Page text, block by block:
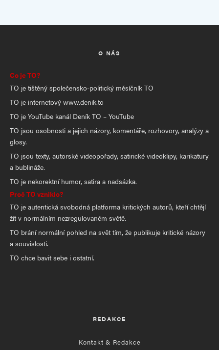
O NÁS
Co je TO?
TO je tištěný společensko-politický měsíčník TO
TO je internetový www.denik.to
TO je YouTube kanál Deník TO – YouTube
TO jsou osobnosti a jejich názory, komentáře, rozhovory, analýzy a
glosy.
TO jsou texty, autorské videopořady, satirické videoklipy, karikatury
a bublináže.
TO je nekorektní humor, satira a nadsázka.
Proč TO vzniklo?
TO je autentická svobodná platforma kritických autorů, kteří chtějí
žít v normálním nezregulovaném světě.
TO brání normální pohled na svět tím, že publikuje kritické názory
a souvislosti.
TO chce bavit sebe i ostatní.
REDAKCE
Kontakt & Redakce